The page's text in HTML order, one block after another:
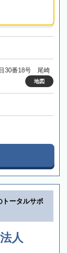
30番18号 尾崎
地図
トータルサポ
人